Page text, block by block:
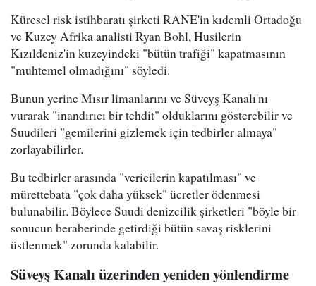
Küresel risk istihbaratı şirketi RANE'in kıdemli Ortadoğu
ve Kuzey Afrika analisti Ryan Bohl, Husilerin
Kızıldeniz'in kuzeyindeki "bütün trafiği" kapatmasının
"muhtemel olmadığını" söyledi.
Bunun yerine Mısır limanlarını ve Süveyş Kanalı'nı
vurarak "inandırıcı bir tehdit" olduklarını gösterebilir ve
Suudileri "gemilerini gizlemek için tedbirler almaya"
zorlayabilirler.
Bu tedbirler arasında "vericilerin kapatılması" ve
mürettebata "çok daha yüksek" ücretler ödenmesi
bulunabilir. Böylece Suudi denizcilik şirketleri "böyle bir
sonucun beraberinde getirdiği bütün savaş risklerini
üstlenmek" zorunda kalabilir.
Süveyş Kanalı üzerinden yeniden yönlendirme